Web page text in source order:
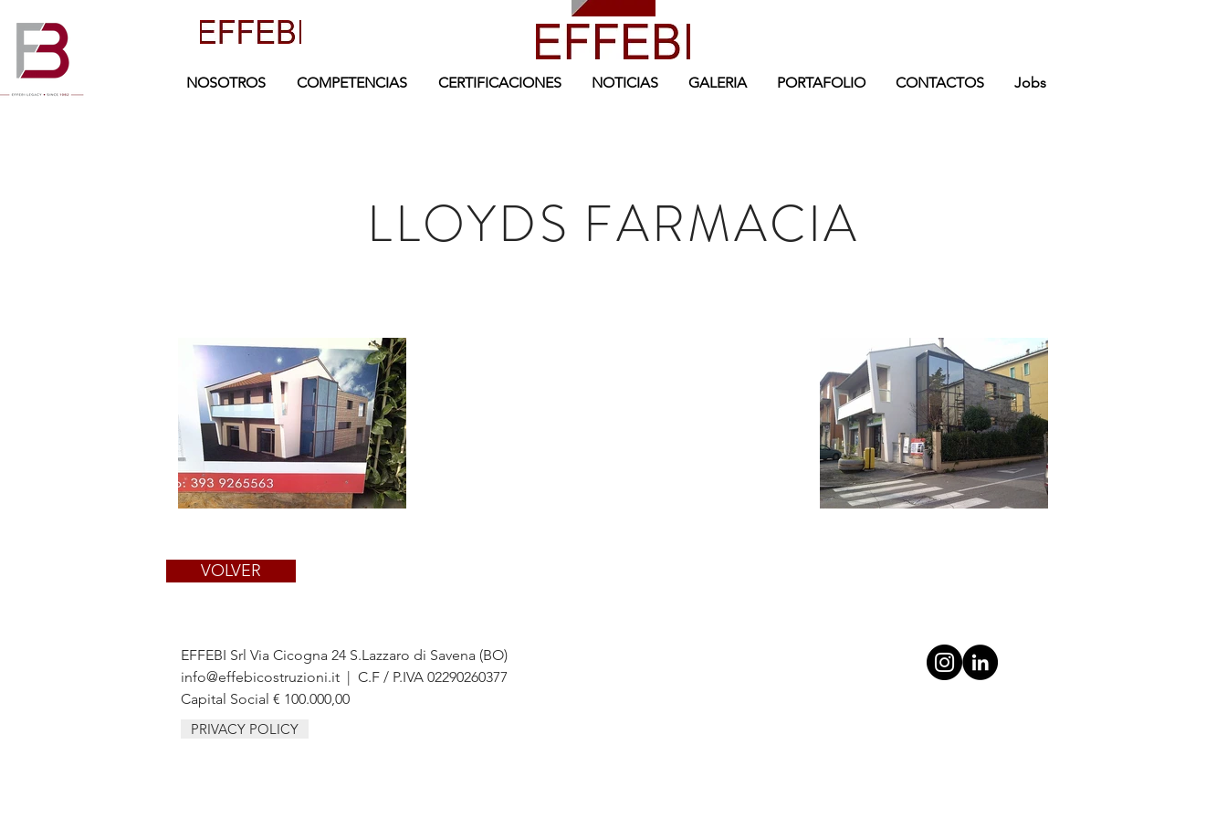
NOSOTROS COMPETENCIAS CERTIFICACIONES NOTICIAS GALERIA PORTAFOLIO CONTACTOS Jobs
LLOYDS FARMACIA
VOLVER
EFFEBI Srl Via Cicogna 24 S.Lazzaro di Savena (BO)
info@effebicostruzioni.it | C.F / P.IVA 02290260377
Capital Social € 100.000,00
PRIVACY POLICY